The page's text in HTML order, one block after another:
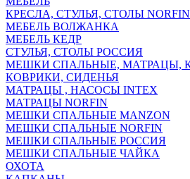
КРЕСЛА, СТУЛЬЯ, СТОЛЫ NORFIN
МЕБЕЛЬ ВОЛЖАНКА
МЕБЕЛЬ КЕДР
СТУЛЬЯ, СТОЛЫ РОССИЯ
МЕШКИ СПАЛЬНЫЕ, МАТРАЦЫ,
КОВРИКИ, СИДЕНЬЯ
МАТРАЦЫ , НАСОСЫ INTEX
МАТРАЦЫ NORFIN
МЕШКИ СПАЛЬНЫЕ MANZON
МЕШКИ СПАЛЬНЫЕ NORFIN
МЕШКИ СПАЛЬНЫЕ РОССИЯ
МЕШКИ СПАЛЬНЫЕ ЧАЙКА
ОХОТА